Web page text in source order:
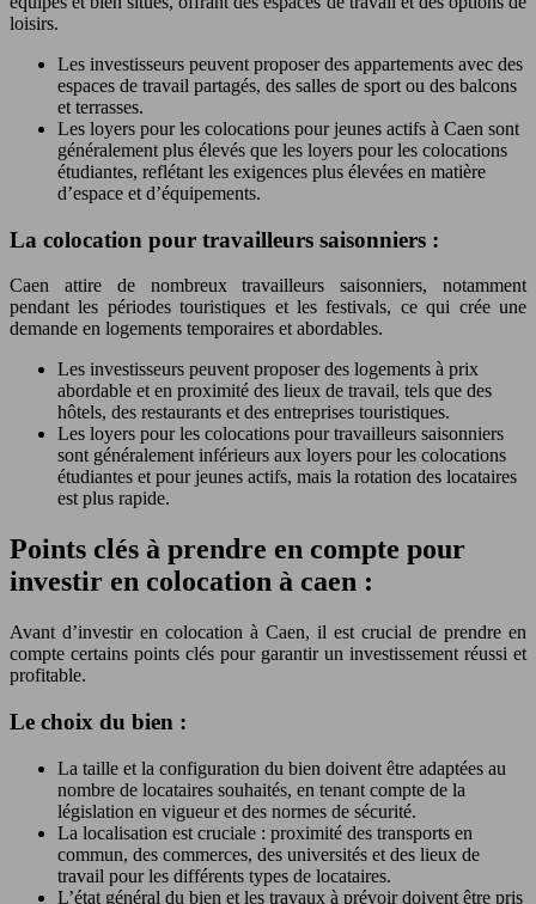
loisirs.
Les investisseurs peuvent proposer des appartements avec des
espaces de travail partagés, des salles de sport ou des balcons
et terrasses.
Les loyers pour les colocations pour jeunes actifs à Caen sont
généralement plus élevés que les loyers pour les colocations
étudiantes, reflétant les exigences plus élevées en matière
d’espace et d’équipements.
La colocation pour travailleurs saisonniers :
Caen attire de nombreux travailleurs saisonniers, notamment
pendant les périodes touristiques et les festivals, ce qui crée une
demande en logements temporaires et abordables.
Les investisseurs peuvent proposer des logements à prix
abordable et en proximité des lieux de travail, tels que des
hôtels, des restaurants et des entreprises touristiques.
Les loyers pour les colocations pour travailleurs saisonniers
sont généralement inférieurs aux loyers pour les colocations
étudiantes et pour jeunes actifs, mais la rotation des locataires
est plus rapide.
Points clés à prendre en compte pour
investir en colocation à caen :
Avant d’investir en colocation à Caen, il est crucial de prendre en
compte certains points clés pour garantir un investissement réussi et
profitable.
Le choix du bien :
La taille et la configuration du bien doivent être adaptées au
nombre de locataires souhaités, en tenant compte de la
législation en vigueur et des normes de sécurité.
La localisation est cruciale : proximité des transports en
commun, des commerces, des universités et des lieux de
travail pour les différents types de locataires.
L’état général du bien et les travaux à prévoir doivent être pris